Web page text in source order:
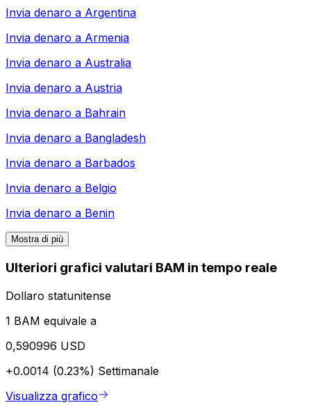
Invia denaro a Argentina
Invia denaro a Armenia
Invia denaro a Australia
Invia denaro a Austria
Invia denaro a Bahrain
Invia denaro a Bangladesh
Invia denaro a Barbados
Invia denaro a Belgio
Invia denaro a Benin
Mostra di più
Ulteriori grafici valutari BAM in tempo reale
Dollaro statunitense
1 BAM equivale a
0,590996 USD
+0.0014 (0.23%) Settimanale
Visualizza grafico